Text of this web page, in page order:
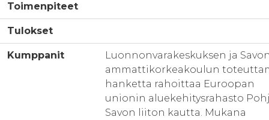
Toimenpiteet
Tulokset
Kumppanit
Luonnonvarakeskuksen ja
ammattikorkeakoulun
hanketta rahoittaa Euroopan
unionin aluekehitysrahasto
Savon liiton kautta. Mukana